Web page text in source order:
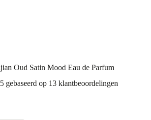
Oud Satin Mood Eau de Parfum
gebaseerd op 13 klantbeoordelingen